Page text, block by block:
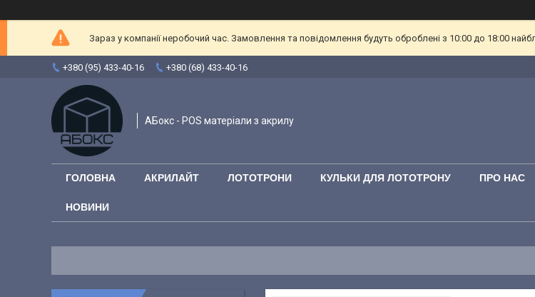
Зараз у компанії неробочий час. Замовлення та повідомлення будуть оброблені з 10:00 до 18:00
+380 (95) 433-40-16 +380 (68) 433-40-16
АБокс - POS матеріали з акрилу
ГОЛОВНА АКРИЛАЙТ ЛОТОТРОНИ КУЛЬКИ ДЛЯ ЛОТОТРОНУ ПРО НАС
НОВИНИ